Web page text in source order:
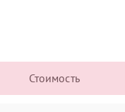
Стоимость